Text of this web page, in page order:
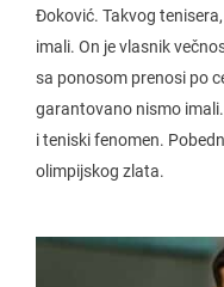
Đoković. Takvog
imali. On je vlasnik
sa ponosom prenosi po
garantovano nismo
i teniski fenomen.
olimpijskog zlata.